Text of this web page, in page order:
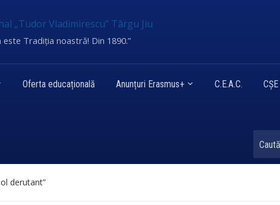
este Tradiția noastră! Din 1890.”
Oferta educațională Anunțuri Erasmus+ C.E.A.C. CȘE
Caută
derutant”